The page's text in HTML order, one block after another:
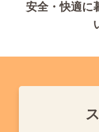
安全・快適に